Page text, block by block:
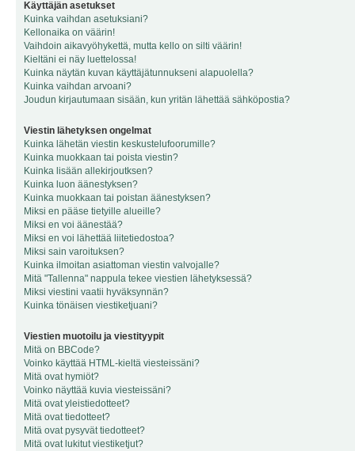
Käyttäjän asetukset
Kuinka vaihdan asetuksiani?
Kellonaika on väärin!
Vaihdoin aikavyöhykettä, mutta kello on silti väärin!
Kieltäni ei näy luettelossa!
Kuinka näytän kuvan käyttäjätunnukseni alapuolella?
Kuinka vaihdan arvoani?
Joudun kirjautumaan sisään, kun yritän lähettää sähköpostia?
Viestin lähetyksen ongelmat
Kuinka lähetän viestin keskustelufoorumille?
Kuinka muokkaan tai poista viestin?
Kuinka lisään allekirjoutksen?
Kuinka luon äänestyksen?
Kuinka muokkaan tai poistan äänestyksen?
Miksi en pääse tietyille alueille?
Miksi en voi äänestää?
Miksi en voi lähettää liitetiedostoa?
Miksi sain varoituksen?
Kuinka ilmoitan asiattoman viestin valvojalle?
Mitä "Tallenna" nappula tekee viestien lähetyksessä?
Miksi viestini vaatii hyväksynnän?
Kuinka tönäisen viestiketjuani?
Viestien muotoilu ja viestityypit
Mitä on BBCode?
Voinko käyttää HTML-kieltä viesteissäni?
Mitä ovat hymiöt?
Voinko näyttää kuvia viesteissäni?
Mitä ovat yleistiedotteet?
Mitä ovat tiedotteet?
Mitä ovat pysyvät tiedotteet?
Mitä ovat lukitut viestiketjut?